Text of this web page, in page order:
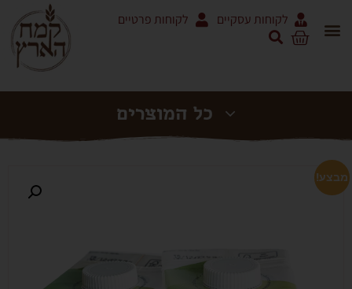
לקוחות עסקיים לקוחות פרטיים
מבצע!